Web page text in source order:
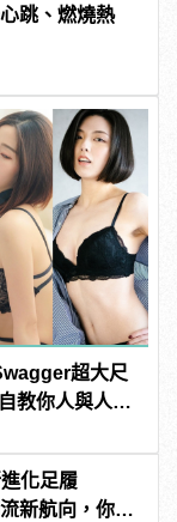
跳、燃燒熱
超大尺
教你人與人的
化足履
新航向，你就